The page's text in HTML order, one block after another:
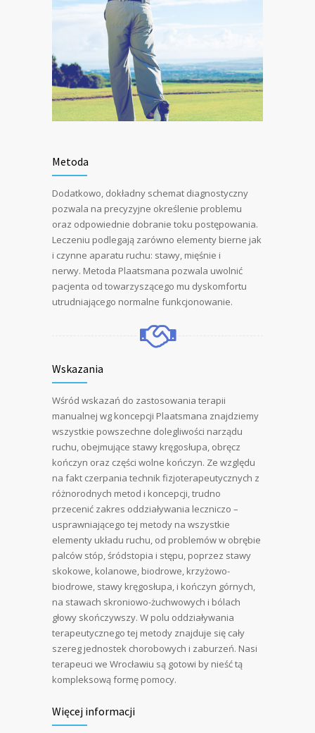
Metoda
Dodatkowo, dokładny schemat diagnostyczny
pozwala na precyzyjne określenie problemu
oraz odpowiednie dobranie toku postępowania.
Leczeniu podlegają zarówno elementy bierne jak
i czynne aparatu ruchu: stawy, mięśnie i
nerwy. Metoda Plaatsmana pozwala uwolnić
pacjenta od towarzyszącego mu dyskomfortu
utrudniającego normalne funkcjonowanie.
Wskazania
Wśród wskazań do zastosowania terapii
manualnej wg koncepcji Plaatsmana znajdziemy
wszystkie powszechne dolegliwości narządu
ruchu, obejmujące stawy kręgosłupa, obręcz
kończyn oraz części wolne kończyn. Ze względu
na fakt czerpania technik fizjoterapeutycznych z
różnorodnych metod i koncepcji, trudno
przecenić zakres oddziaływania leczniczo –
usprawniającego tej metody na wszystkie
elementy układu ruchu, od problemów w obrębie
palców stóp, śródstopia i stępu, poprzez stawy
skokowe, kolanowe, biodrowe, krzyżowo-
biodrowe, stawy kręgosłupa, i kończyn górnych,
na stawach skroniowo-żuchwowych i bólach
głowy skończywszy. W polu oddziaływania
terapeutycznego tej metody znajduje się cały
szereg jednostek chorobowych i zaburzeń. Nasi
terapeuci we Wrocławiu są gotowi by nieść tą
kompleksową formę pomocy.
Więcej informacji